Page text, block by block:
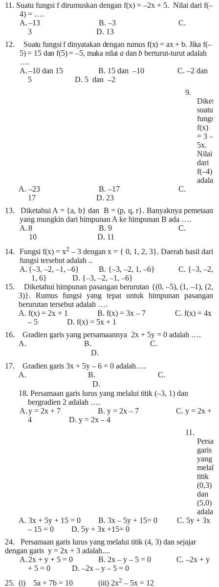
11. Suatu fungsi f dirumuskan dengan f(x) = –2x + 5. Nilai dari f(–
4) = ….
A.–13 B. –3 C.
3 D. 13
12.
Suatu fungsi f dinyatakan dengan rumus f(x) = ax + b. Jika f(–
5) = 15 dan f(5) = –5, maka nilaia danb berturut-turut adalah
….
A.–10 dan 15 B. 15 dan –10 C. –2 dan
5 D. 5 dan –2
9.
suatu
fungsi
f(x)
= 3 –
5x.
Nilai
dari
f(–4)
A. –23 B. –17 C.
17 D. 23
13.
Diketahui A = {a, b} dan B = (p, q, r}. Banyaknya pemetaan
yang mungkin dari himpunan A ke himpunan B ada ….
A.8 B. 9 C.
10 D. 11
14.
Fungsi f(x) = x2 – 3 dengan x = { 0, 1, 2, 3}. Daerah hasil dari
fungsi tersebut adalah ..
A. {–3, –2, –1, –6} B. {–3, –2, 1, –6} C. {–3, –2,
1, 6} D. {–3, –2, –1, –6}
15.
Diketahui himpunan pasangan berurutan {(0, –5), (1, –1), (2,
3)}. Rumus fungsi yang tepat untuk himpunan pasangan
berurutan tersebut adalah ….
A. f(x) = 2x + 1 B. f(x) = 3x – 7 C. f(x) = 4x
– 5 D. f(x) = 5x + 1
16.
Gradien garis yang persamaannya 2x + 5y = 0 adalah ….
A.
B.
C.
D.
17.
Gradien garis 3x + 5y – 6 = 0 adalah….
A.
B.
C.
D.
18. Persamaan garis lurus yang melalui titik (–3, 1) dan
bergradien 2 adalah ….
A.y = 2x + 7 B. y = 2x – 7 C. y = 2x +
4 D. y = 2x – 4
11.
garis
yang
melalui
titik
(0,3)
dan
(5,0)
A. 3x + 5y + 15 = 0 B. 3x – 5y + 15= 0 C. 5y + 3x
– 15 = 0 D. 5y + 3x +15= 0
24. Persamaan garis lurus yang melalui titik (4, 3) dan sejajar
dengan garis y = 2x + 3 adalah....
A. 2x + y + 5 = 0 B. 2x – y – 5 = 0 C. –2x + y
+ 5 = 0 D. –2x – y – 5 = 0
25. (i) 5a + 7b = 10 (iii) 2x2 – 5x = 12